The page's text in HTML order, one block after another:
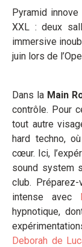
Pyramid
XXL : deux
immersive
juin lors de
Dans la Main
contrôle. Pour
tout autre
hard techno,
cœur. Ici,
sound system
club.
intense avec
hypnotique,
Deborah de